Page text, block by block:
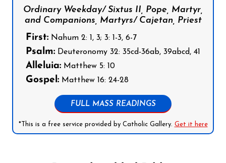
Ordinary Weekday/ Sixtus II, Pope, Martyr,
and Companions, Martyrs/ Cajetan, Priest
First: Nahum 2: 1, 3; 3: 1-3, 6-7
Psalm: Deuteronomy 32: 35cd-36ab, 39abcd, 41
Alleluia: Matthew 5: 10
Gospel: Matthew 16: 24-28
FULL MASS READINGS
*This is a free service provided by Catholic Gallery. Get it here